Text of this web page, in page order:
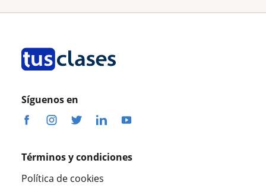
Síguenos en
Términos y condiciones
Política de cookies